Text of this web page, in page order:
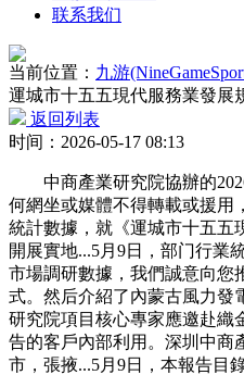
联系我们
当前位置： 九游
運城市十五五現代服務業發展
返回列表
时间：2026-05-17 08:13
中商產業研究院協辦的
何網坐或媒體不得轉載或援用
統計數據，就《運城市十五五
開展實地...5月9日，部门行業
市場調研數據，我們誠意向您
式。然后介紹了內蒙古風力發
研究院項目核心專家應邀赴織
告的客戶內部利用。深圳中商
市，張掖...5月9日，本報告目